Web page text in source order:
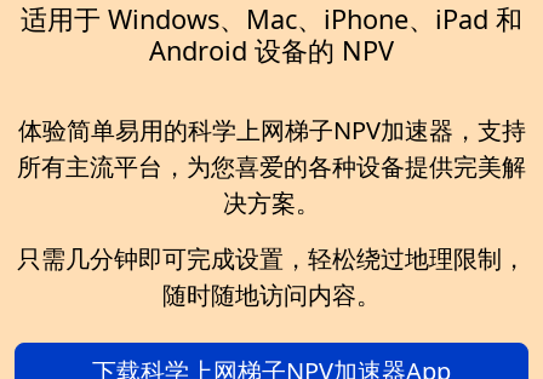
适用于 Windows、Mac、iPhone、iPad 和
Android 设备的 NPV
体验简单易用的科学上网梯子NPV加速器，支持
所有主流平台，为您喜爱的各种设备提供完美解
决方案。
只需几分钟即可完成设置，轻松绕过地理限制，
随时随地访问内容。
下载科学上网梯子NPV加速器App